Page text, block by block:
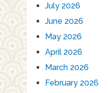
July 2026
June 2026
May 2026
April 2026
March 2026
February 2026